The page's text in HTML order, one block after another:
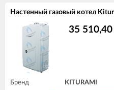
Настенный газовый котел
35 510,40
Бренд KITURAMI